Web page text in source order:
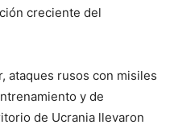
creciente del
ataques rusos con misiles
y de
de Ucrania llevaron